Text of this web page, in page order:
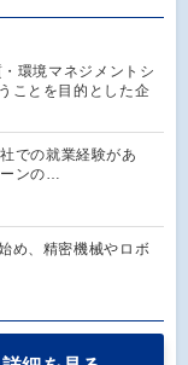
環境マネジメントシ
ことを目的とした企
での就業経験があ
ンの…
め、精密機械やロボ